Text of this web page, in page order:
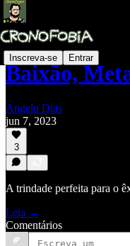
Inscreva-se Entrar
Baixão,
Angelo Dias
jun 7, 2023
3
A trindade perfeita para o
Leia →
Comentários